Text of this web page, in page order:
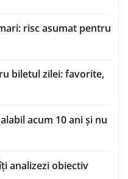
risc asumat pentru
biletul zilei: favorite,
acum 10 ani și nu
analizezi obiectiv